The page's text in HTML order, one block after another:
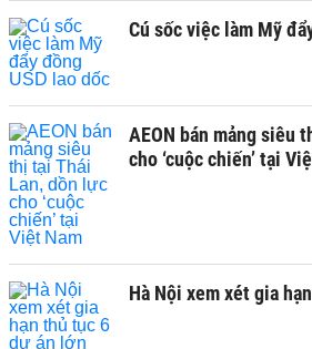
Cú sốc việc làm Mỹ
AEON bán mảng siêu
cho ‘cuộc chiến’ tại
Hà Nội xem xét gia